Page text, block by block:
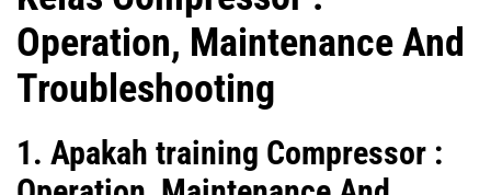
Operation, Maintenance And
Troubleshooting
1. Apakah training Compressor :